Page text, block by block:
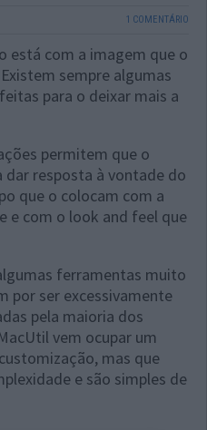
1 COMENTÁRIO
está com a imagem que o
sempre algumas
para o deixar mais a
permitem que o
resposta à vontade do
que o colocam com a
e com o look and feel que
ferramentas muito
por ser excessivamente
pela maioria dos
vem ocupar um
mas que
e são simples de